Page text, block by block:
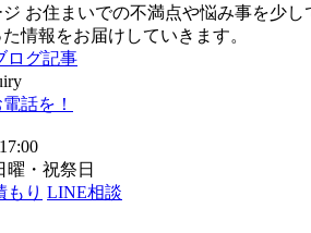
お住まいでの不満点や悩み事を少
情報をお届けしていきます。
ログ記事
曜・祝祭日
もり LINE相談